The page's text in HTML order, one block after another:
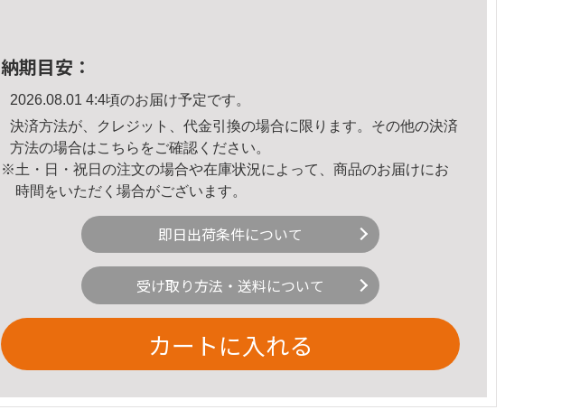
納期目安：
2026.08.01 4:4頃のお届け予定です。
決済方法が、クレジット、代金引換の場合に限ります。その他の決済
方法の場合はこちら をご確認ください。
※土・日・祝日の注文の場合や在庫状況によって、商品のお届けにお
時間をいただく場合がございます。
即日出荷条件について
受け取り方法・送料について
カートに入れる